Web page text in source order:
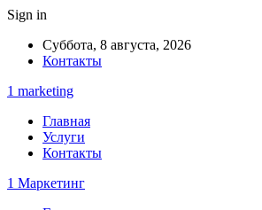
Sign in
Суббота, 8 августа, 2026
Контакты
1 marketing
Главная
Услуги
Контакты
1 Маркетинг